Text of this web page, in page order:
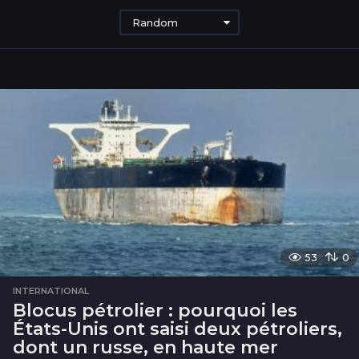
Random
53 0
INTERNATIONAL
Blocus pétrolier : pourquoi les
États-Unis ont saisi deux pétroliers,
dont un russe, en haute mer